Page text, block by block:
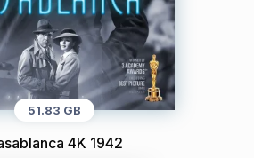
51.83 GB
4K 1942